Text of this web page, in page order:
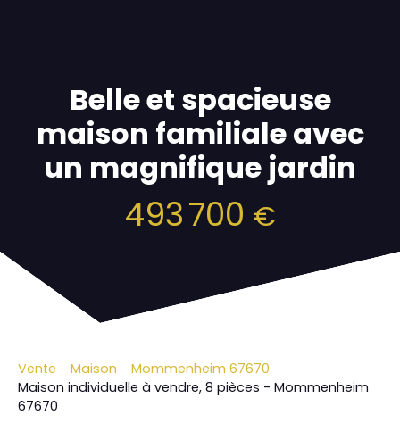
Belle et spacieuse
maison familiale avec
un magnifique jardin
493 700 €
Vente Maison
Mommenheim 67670
Maison individuelle à vendre, 8 pièces - Mommenheim
67670